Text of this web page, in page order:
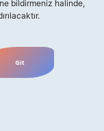
bildirmeniz halinde,